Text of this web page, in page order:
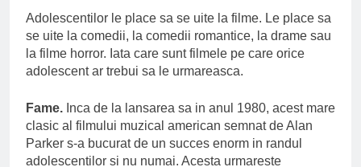
Adolescentilor le place sa se uite la filme. Le place sa
se uite la comedii, la comedii romantice, la drame sau
la filme horror. Iata care sunt filmele pe care orice
adolescent ar trebui sa le urmareasca.
Fame. Inca de la lansarea sa in anul 1980, acest mare
clasic al filmului muzical american semnat de Alan
Parker s-a bucurat de un succes enorm in randul
adolescentilor si nu numai. Acesta urmareste